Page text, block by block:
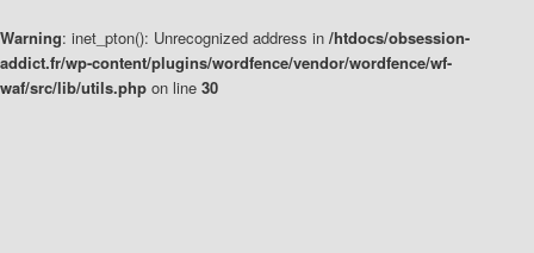
Warning: inet_pton(): Unrecognized address in /htdocs/obsession-
addict.fr/wp-content/plugins/wordfence/vendor/wordfence/wf-
waf/src/lib/utils.php on line 30